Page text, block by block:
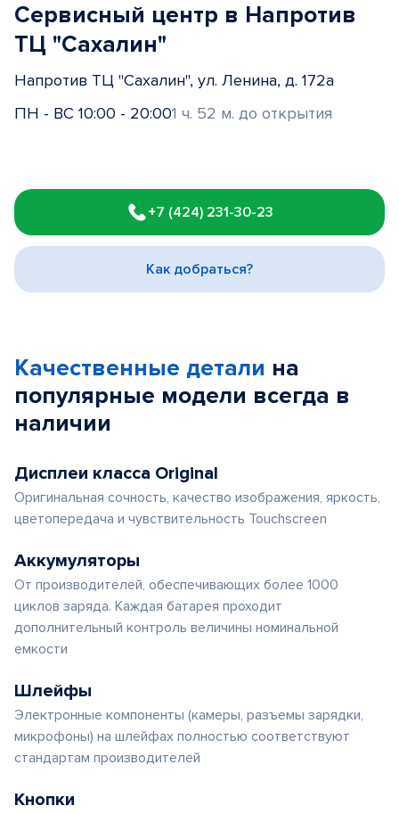
Сервисный центр в Напротив
ТЦ "Сахалин"
Напротив ТЦ "Сахалин", ул. Ленина, д. 172а
ПН - ВС 10:00 - 20:001 ч. 52 м. до открытия
1
of
3
+7 (424) 231-30-23
Как добраться?
Качественные детали на
популярные модели всегда в
наличии
Дисплеи класса Original
Оригинальная сочность, качество изображения, яркость,
цветопередача и чувствительность Touchscreen
Аккумуляторы
От производителей, обеспечивающих более 1000
циклов заряда. Каждая батарея проходит
дополнительный контроль величины номинальной
емкости
Шлейфы
Электронные компоненты (камеры, разъемы зарядки,
микрофоны) на шлейфах полностью соответствуют
стандартам производителей
Кнопки